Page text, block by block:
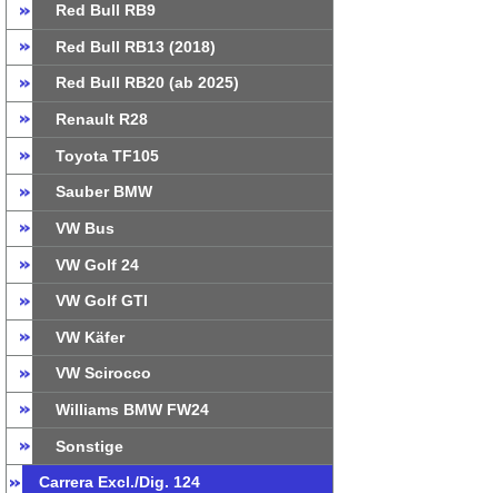
Red Bull RB9
Red Bull RB13 (2018)
Red Bull RB20 (ab 2025)
Renault R28
Toyota TF105
Sauber BMW
VW Bus
VW Golf 24
VW Golf GTI
VW Käfer
VW Scirocco
Williams BMW FW24
Sonstige
Carrera Excl./Dig. 124